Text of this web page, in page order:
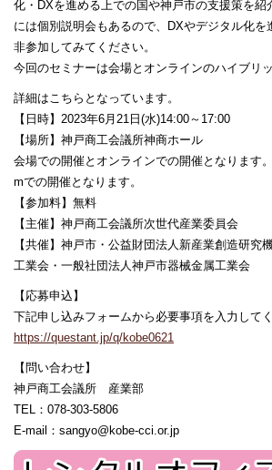
化・DXを進める上での国や神戸市の支援策を紹
には個別説明会もあるので、DXやデジタル化を
非参加してみてください。
今回のセミナーは会場とオンラインのハイブリ
詳細はこちらとなっています。
【日時】2023年6月21日(水)14:00～17:00
【場所】神戸商工会議所神商ホール
会場での開催とオンラインでの開催となります
mでの開催となります。
【参加料】無料
【主催】神戸商工会議所次世代産業委員会
【共催】神戸市・公益財団法人新産業創造研究
工業会・一般社団法人神戸市器械金属工業会
【応募申込】
下記申し込みフォームから必要事項を入力してく
https://questant.jp/q/kobe0621
【問い合わせ】
神戸商工会議所 産業部
TEL：078-303-5806
E-mail：sangyo@kobe-cci.or.jp